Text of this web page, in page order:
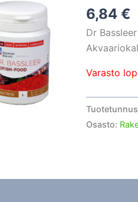
6,84 €
Dr
Varasto
Osasto: